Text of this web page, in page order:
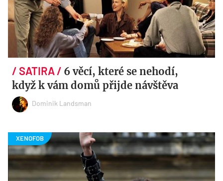
6 věcí, které se nehodí,
když k vám domů přijde návštěva
Dominik Landsman